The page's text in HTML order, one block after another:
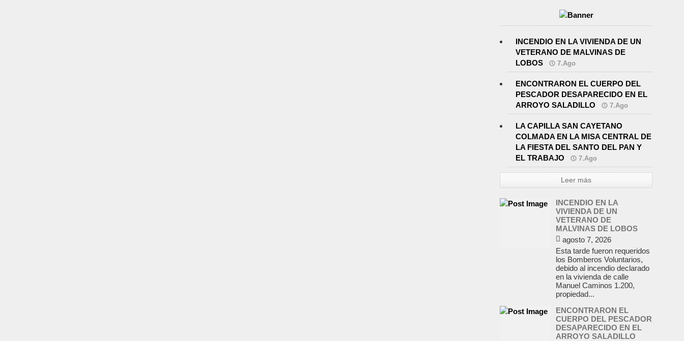
INCENDIO EN LA VIVIENDA DE UN
VETERANO DE MALVINAS DE
LOBOS
7.Ago
ENCONTRARON EL CUERPO DEL
PESCADOR DESAPARECIDO EN EL
ARROYO SALADILLO
7.Ago
LA CAPILLA SAN CAYETANO
COLMADA EN LA MISA CENTRAL DE
LA FIESTA DEL SANTO DEL PAN Y
EL TRABAJO
7.Ago
Leer más
INCENDIO EN LA
VIVIENDA DE UN
VETERANO DE
MALVINAS DE LOBOS
agosto 7, 2026
Esta tarde fueron requeridos
los Bomberos Voluntarios,
debido al incendio declarado
en la vivienda de calle
Manuel Caminos 1.200,
propiedad...
ENCONTRARON EL
CUERPO DEL PESCADOR
DESAPARECIDO EN EL
ARROYO SALADILLO